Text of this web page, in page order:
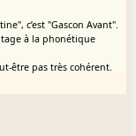
c’est "Gascon Avant".
à la phonétique
être pas très cohérent.